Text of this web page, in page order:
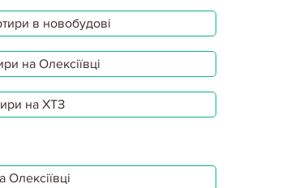
в новобудові
на Олексіївці
на ХТЗ